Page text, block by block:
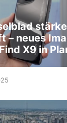
– neues
X9 in